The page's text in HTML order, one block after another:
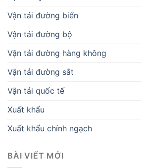
Vận tải đường biển
Vận tải đường bộ
Vận tải đường hàng không
Vận tải đường sắt
Vận tải quốc tế
Xuất khẩu
Xuất khẩu chính ngạch
BÀI VIẾT MỚI